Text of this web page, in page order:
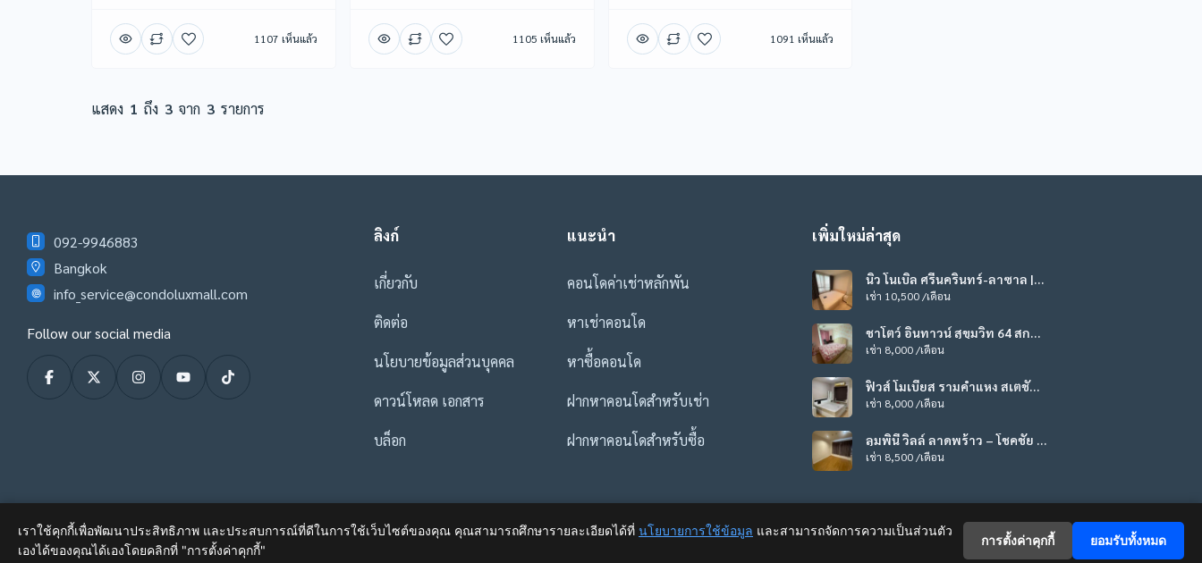
1107 เห็นแล้ว 1105 เห็นแล้ว 1091 เห็นแล้ว
แสดง 1 ถึง 3 จาก 3 รายการ
092-9946883
Bangkok
info_service@condoluxmall.com
Follow our social media
ลิงก์
เกี่ยวกับ
ติดต่อ
นโยบายข้อมูลส่วนบุคคล
ดาวน์โหลด เอกสาร
บล็อก
แนะนำ
คอนโดค่าเช่าหลักพัน
หาเช่าคอนโด
หาซื้อคอนโด
ฝากหาคอนโดสำหรับเช่า
ฝากหาคอนโดสำหรับซื้อ
เพิ่มใหม่ล่าสุด
นิว โนเบิล ศรีนครินทร์-ลาซาล |
CDL-023
เช่า 10,500 /เดือน
ชาโตว์ อินทาวน์ สุขุมวิท 64 สกา
ยมูน | CDL-020
เช่า 8,000 /เดือน
ฟิวส์ โมเบียส รามคำแหง สเตชั่น |
CDL-019
เช่า 8,000 /เดือน
ลุมพินี วิลล์ ลาดพร้าว – โชคชัย 4
| CDL-017
เช่า 8,500 /เดือน
© 2020-2025Condo Lux Mall. All rights reserved.
เราใช้คุกกี้เพื่อพัฒนาประสิทธิภาพ และประสบการณ์ที่ดีในการใช้เว็บไซต์ของคุณ คุณสามารถศึกษารายละเอียดได้ที่ นโยบายการใช้ข้อมูล และสามารถจัดการความเป็นส่วนตัว
เองได้ของคุณได้เองโดยคลิกที่ "การตั้งค่าคุกกี้"
การตั้งค่าคุกกี้ ยอมรับทั้งหมด